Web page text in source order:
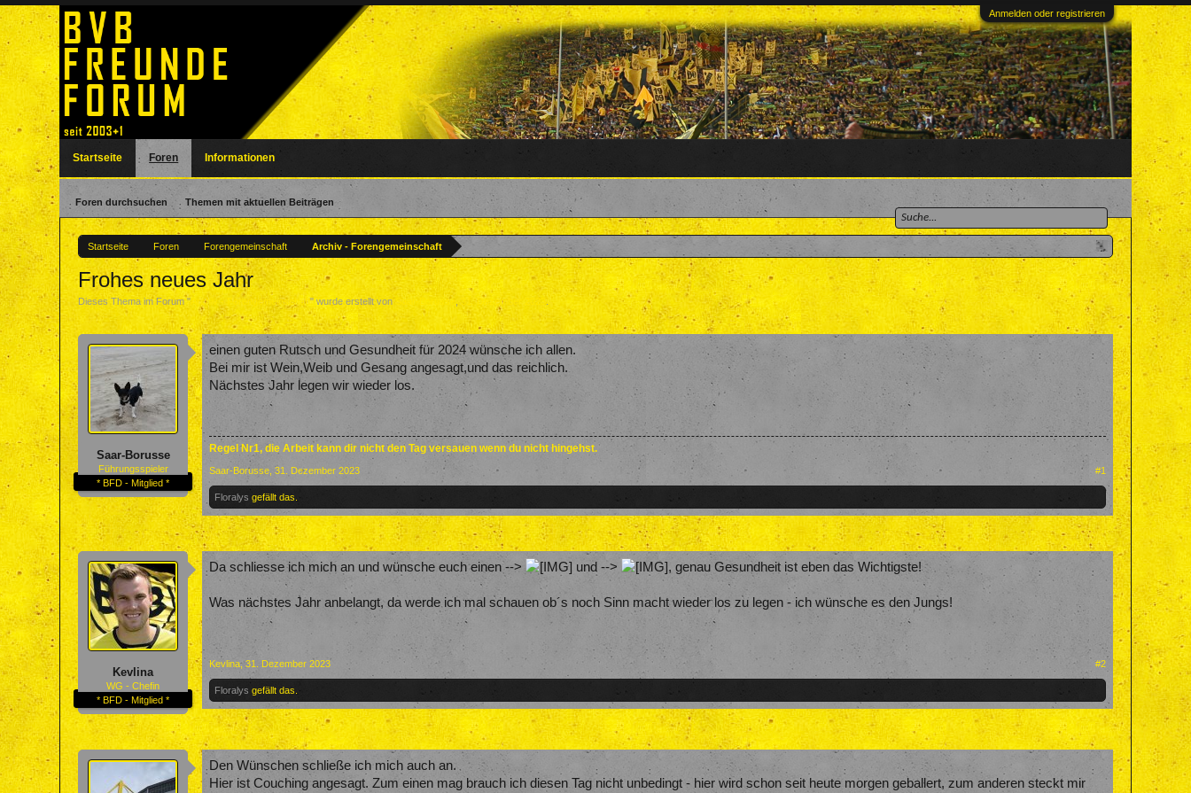
Anmelden oder registrieren
Startseite Foren Forengemeinschaft Archiv - Forengemeinschaft
Frohes neues Jahr
Dieses Thema im Forum "Archiv - Forengemeinschaft" wurde erstellt von Saar-Borusse , 31. Dezember 2023.
Saar-Borusse
Führungsspieler
* BFD - Mitglied *
einen guten Rutsch und Gesundheit für 2024 wünsche ich allen.
Bei mir ist Wein,Weib und Gesang angesagt,und das reichlich.
Nächstes Jahr legen wir wieder los.
Regel Nr1, die Arbeit kann dir nicht den Tag versauen wenn du nicht hingehst.
Saar-Borusse 31. Dezember 2023 #1
Floralys gefällt das.
Kevlina
WG - Chefin
* BFD - Mitglied *
Da schliesse ich mich an und wünsche euch einen --> und --> , genau Gesundheit ist eben das Wichtigste!
Was nächstes Jahr anbelangt, da werde ich mal schauen ob´s noch Sinn macht wieder los zu legen - ich wünsche es den Jungs!
Kevlina, 31. Dezember 2023 #2
Floralys gefällt das.
Den Wünschen schließe ich mich auch an.
Hier ist Couching angesagt. Zum einen mag brauch ich diesen Tag nicht unbedingt - hier wird schon seit heute morgen geballert, zum anderen steckt mir
Startseite Foren
Foren durchsuchen Themen mit aktuellen Beiträgen
Informationen